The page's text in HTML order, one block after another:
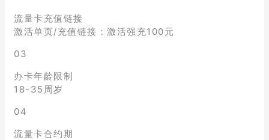
流量卡充值链接
激活单页/充值链接：激活强充100元
03
办卡年龄限制
18-35周岁
04
流量卡合约期